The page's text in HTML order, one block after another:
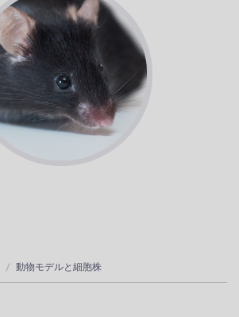
動物モデルと細胞株